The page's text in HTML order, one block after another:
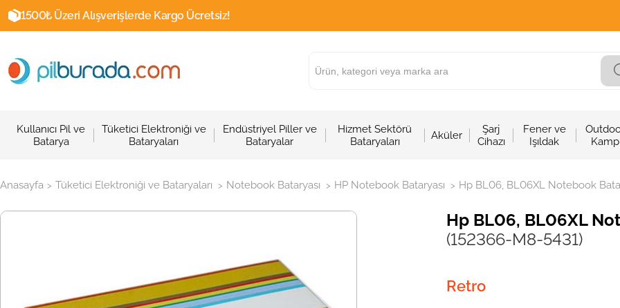
1500₺ Üzeri Alışverişlerde Kargo Ücretsiz!
Kullanıcı Pil ve
Batarya
Tüketici Elektroniği ve
Bataryaları
Endüstriyel Piller ve
Bataryalar
Hizmet Sektörü
Bataryaları
Aküler
Şarj
Cihazı
Fener ve
Işıldak
Kamp
Anasayfa > Tüketici Elektroniği ve Bataryaları > Notebook Bataryası > HP Notebook Bataryası > Hp BL06, BL06XL Notebook
Hp BL06, BL06XL
(152366-M8-5431)
Retro